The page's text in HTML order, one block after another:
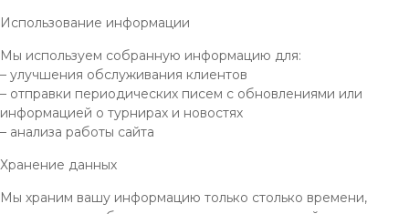
Использование информации
Мы используем собранную информацию для:
– улучшения обслуживания клиентов
– отправки периодических писем с обновлениями или
информацией о турнирах и новостях
– анализа работы сайта
Хранение данных
Мы храним вашу информацию только столько времени,